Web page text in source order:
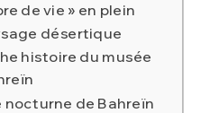
de vie » en plein
désertique
histoire du musée
nocturne de Bahreïn